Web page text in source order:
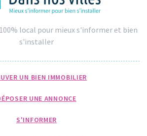
local pour mieux s'informer et bien
s'installer
UN BIEN IMMOBILIER
UNE ANNONCE
S'INFORMER